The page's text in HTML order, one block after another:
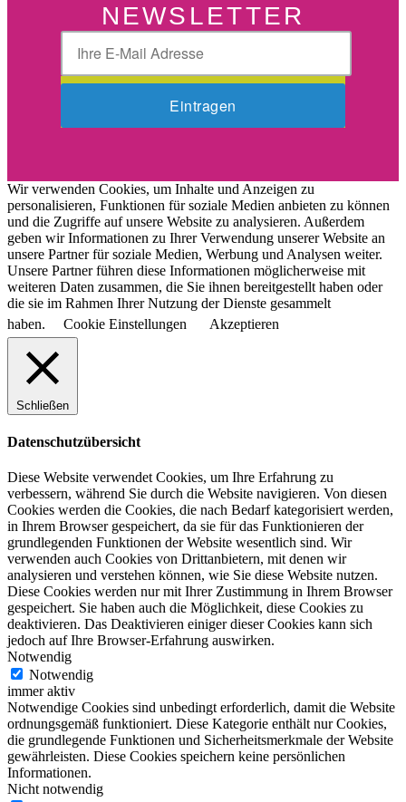
NEWSLETTER
Wir verwenden Cookies, um Inhalte und Anzeigen zu
personalisieren, Funktionen für soziale Medien anbieten zu können
und die Zugriffe auf unsere Website zu analysieren. Außerdem
geben wir Informationen zu Ihrer Verwendung unserer Website an
unsere Partner für soziale Medien, Werbung und Analysen weiter.
Unsere Partner führen diese Informationen möglicherweise mit
weiteren Daten zusammen, die Sie ihnen bereitgestellt haben oder
die sie im Rahmen Ihrer Nutzung der Dienste gesammelt
haben.
Cookie Einstellungen Akzeptieren
Schließen
Datenschutzübersicht
Diese Website verwendet Cookies, um Ihre Erfahrung zu
verbessern, während Sie durch die Website navigieren. Von diesen
Cookies werden die Cookies, die nach Bedarf kategorisiert werden,
in Ihrem Browser gespeichert, da sie für das Funktionieren der
grundlegenden Funktionen der Website wesentlich sind. Wir
verwenden auch Cookies von Drittanbietern, mit denen wir
analysieren und verstehen können, wie Sie diese Website nutzen.
Diese Cookies werden nur mit Ihrer Zustimmung in Ihrem Browser
gespeichert. Sie haben auch die Möglichkeit, diese Cookies zu
deaktivieren. Das Deaktivieren einiger dieser Cookies kann sich
jedoch auf Ihre Browser-Erfahrung auswirken.
Notwendig
Notwendig
immer aktiv
Notwendige Cookies sind unbedingt erforderlich, damit die Website
ordnungsgemäß funktioniert. Diese Kategorie enthält nur Cookies,
die grundlegende Funktionen und Sicherheitsmerkmale der Website
gewährleisten. Diese Cookies speichern keine persönlichen
Informationen.
Nicht notwendig